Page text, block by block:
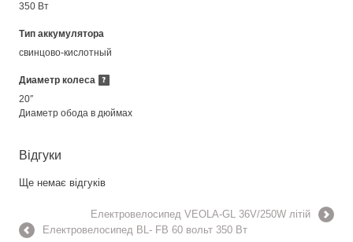
350 Вт
Тип аккумулятора
свинцово-кислотный
Диаметр колеса
20″
Диаметр обода в дюймах
Відгуки
Ще немає відгуків
Електровелосипед VEOLA-GL 36V/250W літій
Електровелосипед BL- FB 60 вольт 350 Вт